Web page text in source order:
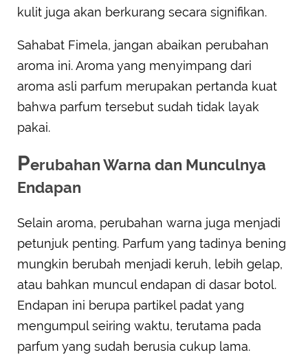
kulit juga akan berkurang secara signifikan.
Sahabat Fimela, jangan abaikan perubahan
aroma ini. Aroma yang menyimpang dari
aroma asli parfum merupakan pertanda kuat
bahwa parfum tersebut sudah tidak layak
pakai.
Perubahan Warna dan Munculnya
Endapan
Selain aroma, perubahan warna juga menjadi
petunjuk penting. Parfum yang tadinya bening
mungkin berubah menjadi keruh, lebih gelap,
atau bahkan muncul endapan di dasar botol.
Endapan ini berupa partikel padat yang
mengumpul seiring waktu, terutama pada
parfum yang sudah berusia cukup lama.